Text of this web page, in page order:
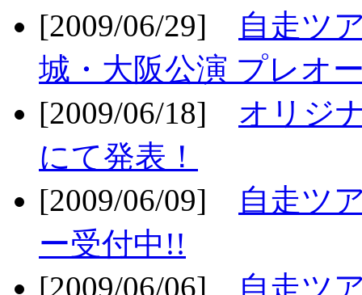
[2009/06/29]
自走ツ
城・大阪公演 プレオ
[2009/06/18] オリジ
にて発表！
[2009/06/09]
自走ツ
ー受付中!!
[2009/06/06]
自走ツ